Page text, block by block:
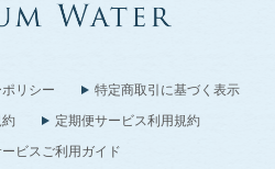
リシー
特定商取引に基づく表示
定期便サービス利用規約
ビスご利用ガイド